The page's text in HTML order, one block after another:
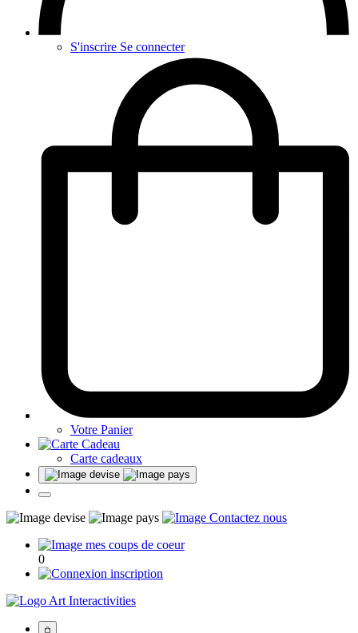
S'inscrire Se connecter
Votre Panier
Carte cadeaux
0
Art Interactivities